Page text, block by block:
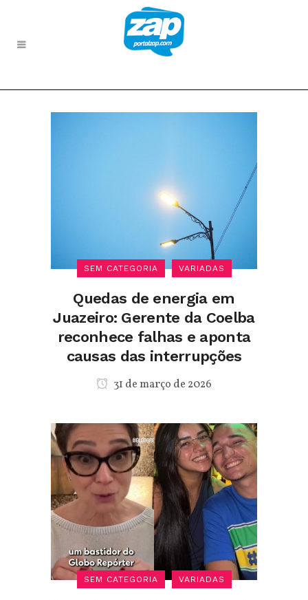
SEM CATEGORIA VARIADAS
Quedas de energia em
Juazeiro: Gerente da Coelba
reconhece falhas e aponta
causas das interrupções
31 de março de 2026
SEM CATEGORIA VARIADAS